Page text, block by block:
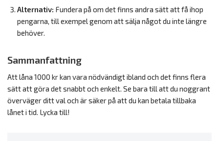
Alternativ: Fundera på om det finns andra sätt att få ihop
pengarna, till exempel genom att sälja något du inte längre
behöver.
Sammanfattning
Att låna 1000 kr kan vara nödvändigt ibland och det finns flera
sätt att göra det snabbt och enkelt. Se bara till att du noggrant
överväger ditt val och är säker på att du kan betala tillbaka
lånet i tid. Lycka till!